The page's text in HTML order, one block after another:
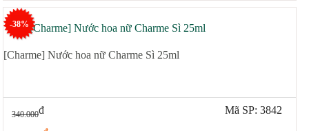
-38%
[Charme] Nước hoa nữ Charme Sì 25ml
340.000đ Mã SP: 3842